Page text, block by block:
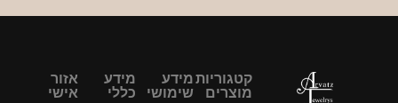
קטגוריות
מוצרים
מידע
שימושי
מידע
כללי
אזור
אישי